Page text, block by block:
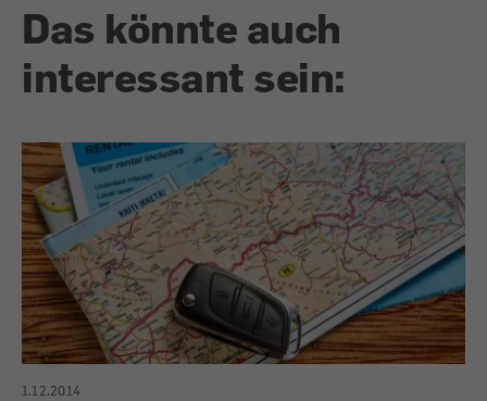
Das könnte auch
interessant sein:
1.12.2014